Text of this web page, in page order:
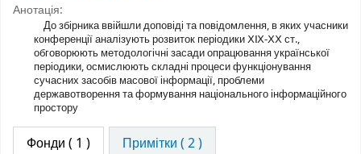
Анотація:
До збірника ввійшли доповіді та повідомлення, в яких учасники
конференції аналізують розвиток періодики ⅩⅨ-ⅩⅩ ст.,
обговорюють методологічні засади опрацювання української
періодики, осмислюють складні процеси функціонування
сучасних засобів масової інформації, проблеми
державотворення та формування національного інформаційного
простору
Фонди ( 1 ) Примітки ( 2 )